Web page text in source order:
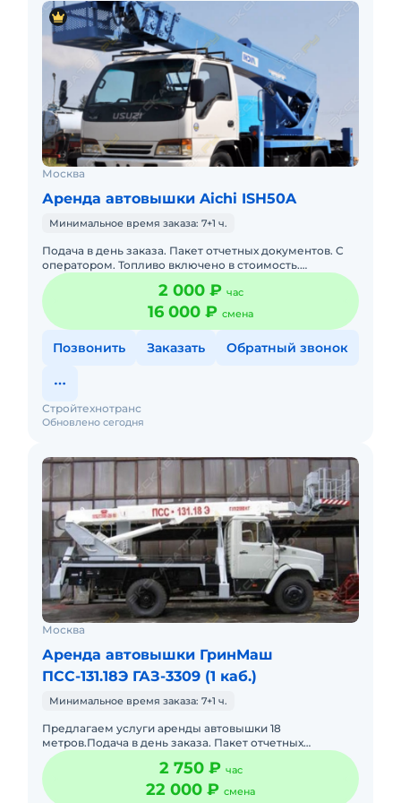
СЗАО, СВАО, Новая Москва (НАО). Балашиха,
Железнодорожный, Щелково, Королев, Химки,
Реутов, Ивантеевка, Мытищи, Лобня,
Красногорск, Одинцово, п.Московский,
Троицк, Щербинка, Домодедово, Видное,
Дзержинский, Люберцы, Коммунарка,
Котельники и другие районы.
Хотите обсудить, предложить варианты
сотрудничества или возникли другие
вопросы? Звоните, мы поможем решить вашу
Москва
Аренда автовышки Aichi ISH50A
Минимальное время заказа: 7+1 ч.
Подача в день заказа. Пакет отчетных документов. С
оператором. Топливо включено в стоимость.
Долгосрочная аренда. Краткосрочная аренда. Техника
с малой наработк
2 000 ₽ час
16 000 ₽ смена
Позвонить Заказать Обратный звонок
Обновлено сегодня
Стройтехнотранс
Москва
Аренда автовышки ГринМаш
ПСС-131.18Э ГАЗ-3309 (1 каб.)
Минимальное время заказа: 7+1 ч.
Предлагаем услуги аренды автовышки 18
метров.Подача в день заказа. Пакет отчетных
документов.С оператором.Топливо включено в
стоимость.Долгосрочная аренда. Крат
2 750 ₽ час
22 000 ₽ смена